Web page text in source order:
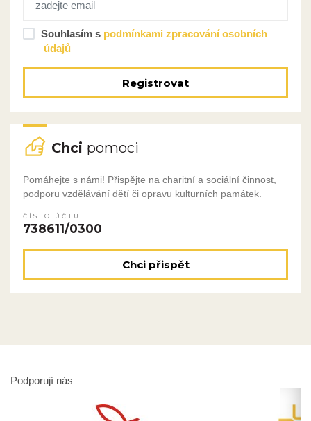
Souhlasím s podmínkami zpracování osobních
údajů
Registrovat
Chci pomoci
Pomáhejte s námi! Přispějte na charitní a sociální činnost,
podporu vzdělávání dětí či opravu kulturních památek.
ČÍSLO ÚČTU
738611/0300
Chci přispět
Podporují nás